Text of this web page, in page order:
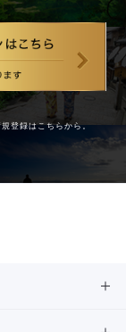
登録はこちら から。